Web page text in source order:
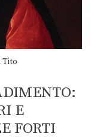
Tito
E
FORTI